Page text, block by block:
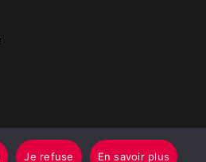
Je refuse En savoir plus